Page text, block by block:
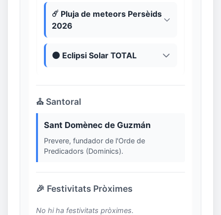
☄️ Pluja de meteors Persèids
2026
🌑 Eclipsi Solar TOTAL
⛪ Santoral
Sant Domènec de Guzmán
Prevere, fundador de l'Orde de
Predicadors (Dominics).
🎉 Festivitats Pròximes
No hi ha festivitats pròximes.